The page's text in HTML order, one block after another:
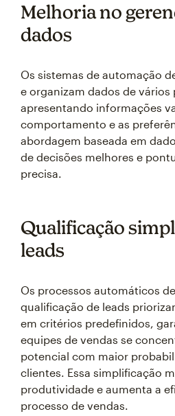
Melhoria no
dados
Os sistemas de automação
e organizam dados de
apresentando informações
comportamento e as
abordagem baseada em
de decisões melhores e
precisa.
Qualificação
leads
Os processos automáticos
qualificação de leads
em critérios predefinidos,
equipes de vendas se
potencial com maior
clientes. Essa simplificação
produtividade e aumenta a
processo de vendas.